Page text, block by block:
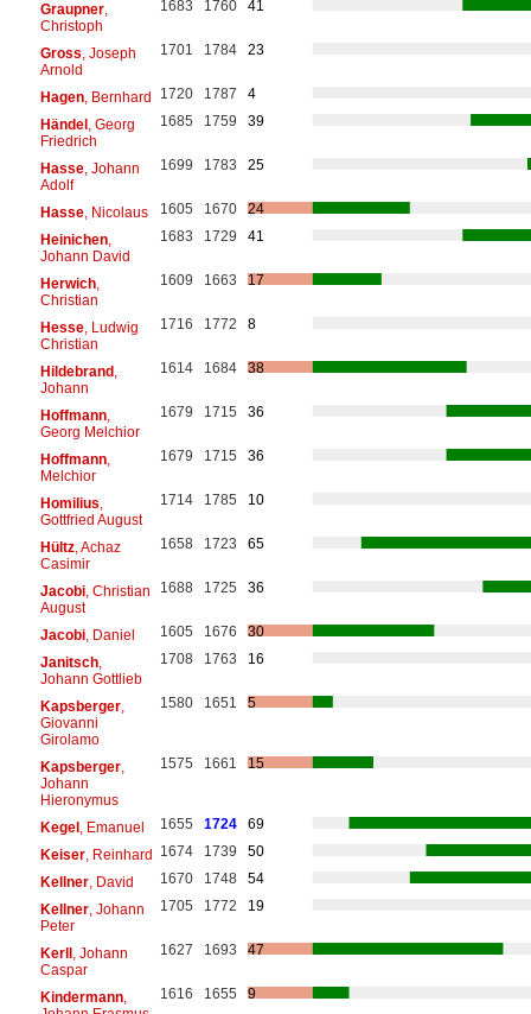
Graupner,
Christoph
1683 1760 41
Gross , Joseph
Arnold
1701 1784 23
Hagen, Bernhard 1720 1787
4
Händel, Georg
Friedrich
1685 1759 39
Hasse, Johann
Adolf
1699 1783 25
Hasse, Nicolaus 1605 1670
24
Heinichen,
Johann David
1683 1729 41
Herwich,
Christian
1609 1663 17
Hesse, Ludwig
Christian
1716 1772 8
Hildebrand,
Johann
1614 1684 38
Hoffmann,
Georg Melchior
1679 1715 36
Hoffmann,
Melchior
1679 1715 36
Homilius
Gottfried August
1714 1785 10
Hültz, Achaz
Casimir
1658 1723 65
Jacobi, Christian
August
1688 1725 36
Jacobi, Daniel 1605 1676
30
Janitsch,
Johann Gottlieb
1708 1763 16
Kapsberger,
Giovanni
Girolamo
1580 1651 5
Kapsberger,
Johann
Hieronymus
1575 1661 15
Kegel, Emanuel 1655 1724
69
Keiser, Reinhard 1674 1739
50
Kellner, David 1670 1748
54
Kellner, Johann
Peter
1705 1772 19
Kerll, Johann
Caspar
1627 1693 47
Kindermann,
1616 1655 9